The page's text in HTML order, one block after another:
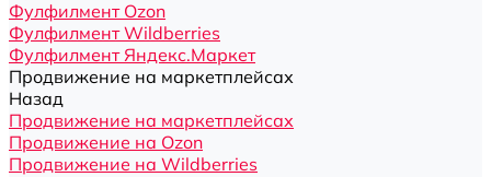
Фулфилмент Ozon
Фулфилмент Wildberries
Фулфилмент Яндекс.Маркет
Продвижение на маркетплейсах
Назад
Продвижение на маркетплейсах
Продвижение на Ozon
Продвижение на Wildberries